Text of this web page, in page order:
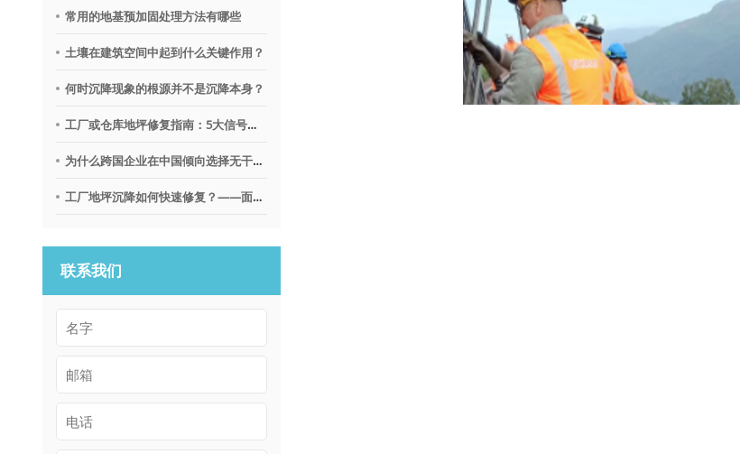
常用的地基预加固处理方法有哪些
土壤在建筑空间中起到什么关键作用？
何时沉降现象的根源并不是沉降本身？
工厂或仓库地坪修复指南：5大信号提示需要地质聚合物技术
为什么跨国企业在中国倾向选择无干扰地基修复沉降技术？
工厂地坪沉降如何快速修复？——面向不停产环境的解决思路
联系我们